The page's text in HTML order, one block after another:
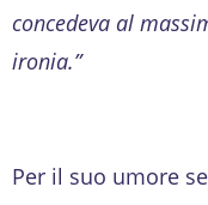
concedeva al
ironia.”
Per il suo umore